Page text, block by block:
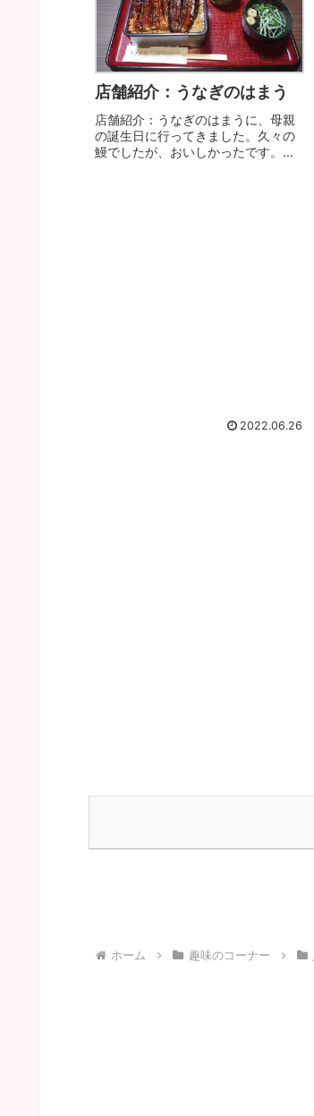
​店舗紹介：うなぎのはまう
店舗紹介：うなぎのはまうに、母親
の誕生日に行ってきました。久々の
鰻でしたが、おいしかったです。結
2022.06.26
ホーム 趣味のコーナー